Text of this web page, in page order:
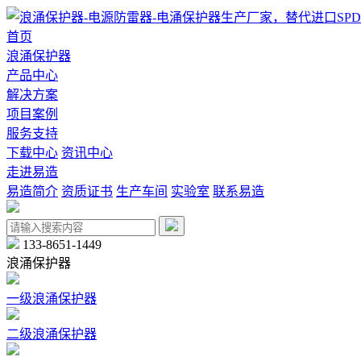
首页
浪涌保护器
产品中心
解决方案
项目案例
服务支持
下载中心 资讯中心
走进易造
易造简介 资质证书 生产车间 实验室 联系易造
133-8651-1449
浪涌保护器
一级浪涌保护器
二级浪涌保护器